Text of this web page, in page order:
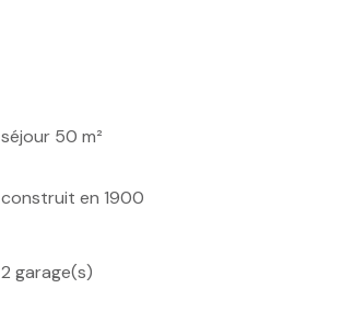
séjour 50 m²
construit en 1900
2 garage(s)